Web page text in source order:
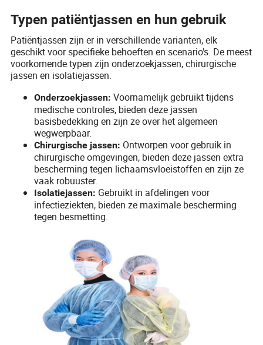
Typen patiëntjassen en hun gebruik
Patiëntjassen zijn er in verschillende varianten, elk
geschikt voor specifieke behoeften en scenario's. De meest
voorkomende typen zijn onderzoekjassen, chirurgische
jassen en isolatiejassen.
Onderzoekjassen: Voornamelijk gebruikt tijdens
medische controles, bieden deze jassen
basisbedekking en zijn ze over het algemeen
wegwerpbaar.
Chirurgische jassen: Ontworpen voor gebruik in
chirurgische omgevingen, bieden deze jassen extra
bescherming tegen lichaamsvloeistoffen en zijn ze
vaak robuuster.
Isolatiejassen: Gebruikt in afdelingen voor
infectieziekten, bieden ze maximale bescherming
tegen besmetting.